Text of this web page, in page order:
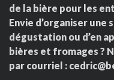
de la bière pour les
Envie d’organiser une
dégustation ou d’en
bières et fromages ?
par courriel :